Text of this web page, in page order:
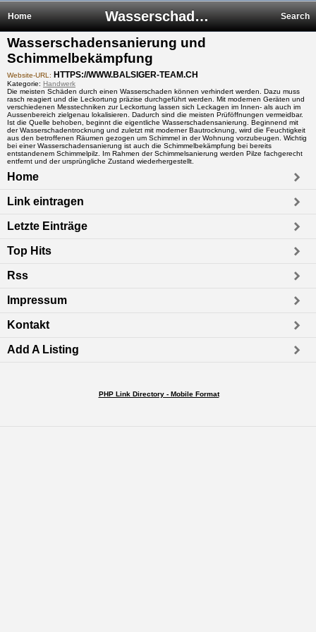
Wasserschadensanierung und Schimmelbekämpfung
Home Search
Wasserschadensanierung und
Schimmelbekämpfung
Website-URL: HTTPS://WWW.BALSIGER-TEAM.CH
Kategorie: Handwerk
Die meisten Schäden durch einen Wasserschaden können verhindert werden. Dazu muss
rasch reagiert und die Leckortung präzise durchgeführt werden. Mit modernen Geräten und
verschiedenen Messtechniken zur Leckortung lassen sich Leckagen im Innen- als auch im
Aussenbereich zielgenau lokalisieren. Dadurch sind die meisten Prüföffnungen vermeidbar.
Ist die Quelle behoben, beginnt die eigentliche Wasserschadensanierung. Beginnend mit
der Wasserschadentrocknung und zuletzt mit moderner Bautrocknung, wird die Feuchtigkeit
aus den betroffenen Räumen gezogen um Schimmel in der Wohnung vorzubeugen. Wichtig
bei einer Wasserschadensanierung ist auch die Schimmelbekämpfung bei bereits
entstandenem Schimmelpilz. Im Rahmen der Schimmelsanierung werden Pilze fachgerecht
entfernt und der ursprüngliche Zustand wiederhergestellt.
Home
Link eintragen
Letzte Einträge
Top Hits
Rss
Impressum
Kontakt
Add A Listing
PHP Link Directory - Mobile Format